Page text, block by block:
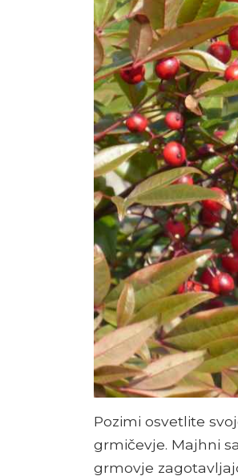
Pozimi osvetlite
grmičevje. Majhni
grmovje